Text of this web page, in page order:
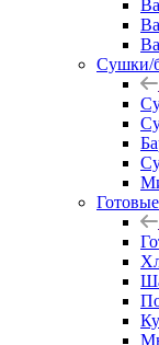
Сушки/